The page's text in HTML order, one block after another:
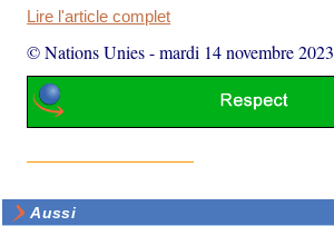
Lire l'article complet
© Nations Unies-mardi 14 novembre 2023
Aussi